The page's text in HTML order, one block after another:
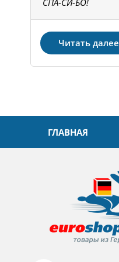
СПА-СИ-БО!
Читать далее
ГЛАВНАЯ